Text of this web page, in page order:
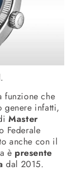
funzione che
genere infatti,
Master
Federale
anche con il
è presente
dal 2015.